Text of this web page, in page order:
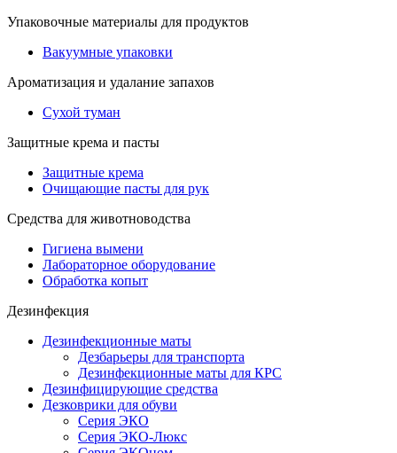
Упаковочные материалы для продуктов
Вакуумные упаковки
Ароматизация и удалание запахов
Сухой туман
Защитные крема и пасты
Защитные крема
Очищающие пасты для рук
Средства для животноводства
Гигиена вымени
Лабораторное оборудование
Обработка копыт
Дезинфекция
Дезинфекционные маты
Дезбарьеры для транспорта
Дезинфекционные маты для КРС
Дезинфицирующие средства
Дезковрики для обуви
Серия ЭКО
Серия ЭКО-Люкс